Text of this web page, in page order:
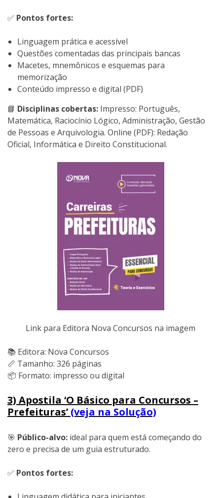
✅ Pontos fortes:
Linguagem prática e acessível
Questões comentadas das principais bancas
Macetes, mnemônicos e esquemas para
memorização
Conteúdo impresso e digital (PDF)
📘 Disciplinas cobertas: Impresso: Português,
Matemática, Raciocínio Lógico, Administração, Gestão
de Pessoas e Arquivologia. Online (PDF): Redação
Oficial, Informática e Direito Constitucional.
Link para Editora Nova Concursos na imagem
📚 Editora: Nova Concursos
📏 Tamanho: 326 páginas
📦 Formato: impresso ou digital
3) Apostila ‘O Básico para Concursos –
Prefeituras’ (veja na Solução)
🎯 Público-alvo: ideal para quem está começando do
zero e precisa de um guia estruturado.
✅ Pontos fortes: